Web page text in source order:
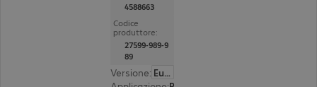
4588663
Codice
produttore:
27599-989-9
89
Versione:
Europa